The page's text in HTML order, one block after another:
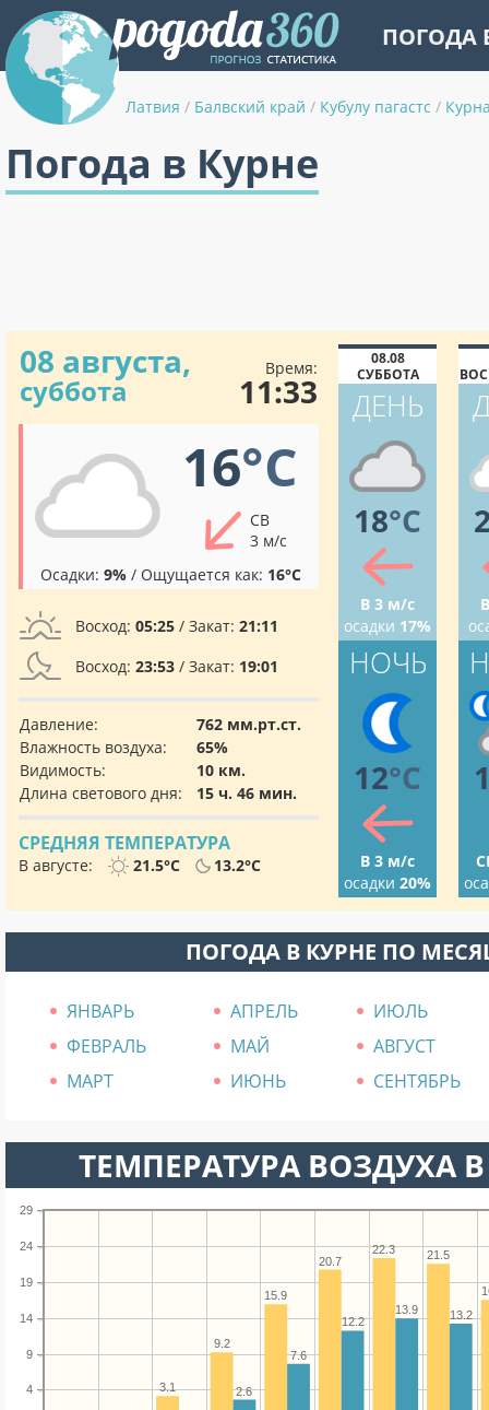
ПОГОДА
Латвия / Балвский край / Кубулу пагастс /
Погода в Курне
08 августа,
суббота
Время:
11:33
16°C
СВ
3 м/с
Осадки: 9% / Ощущается как: 16°C
Восход: 05:25 / Закат: 21:11
Восход: 23:53 / Закат: 19:01
Давление:
762 мм.рт.ст.
Влажность воздуха:
65%
Видимость:
10 км.
Длина светового дня:
15 ч. 46 мин.
СРЕДНЯЯ ТЕМПЕРАТУРА
В августе: 21.5°C 13.2°C
08.08
СУББОТА
ДЕНЬ
18°C
В 3 м/с
осадки 17%
НОЧЬ
12°C
В 3 м/с
осадки 20%
ПОГОДА В КУРНЕ ПО
ЯНВАРЬ АПРЕЛЬ
ИЮЛЬ
ФЕВРАЛЬ
МАЙ
АВГУСТ
МАРТ
ИЮНЬ СЕНТЯБРЬ
ТЕМПЕРАТУРА ВОЗДУХА В
4
9
14
19
24
29
21.5
22.3
20.7
15.9
9.2
3.1
13.2
13.9
12.2
7.6
2.6